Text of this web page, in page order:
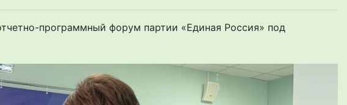
программный форум партии «Единая Россия» под